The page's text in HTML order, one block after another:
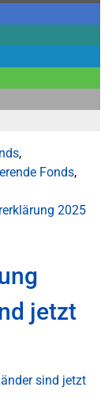
,
Fonds,
2025
jetzt